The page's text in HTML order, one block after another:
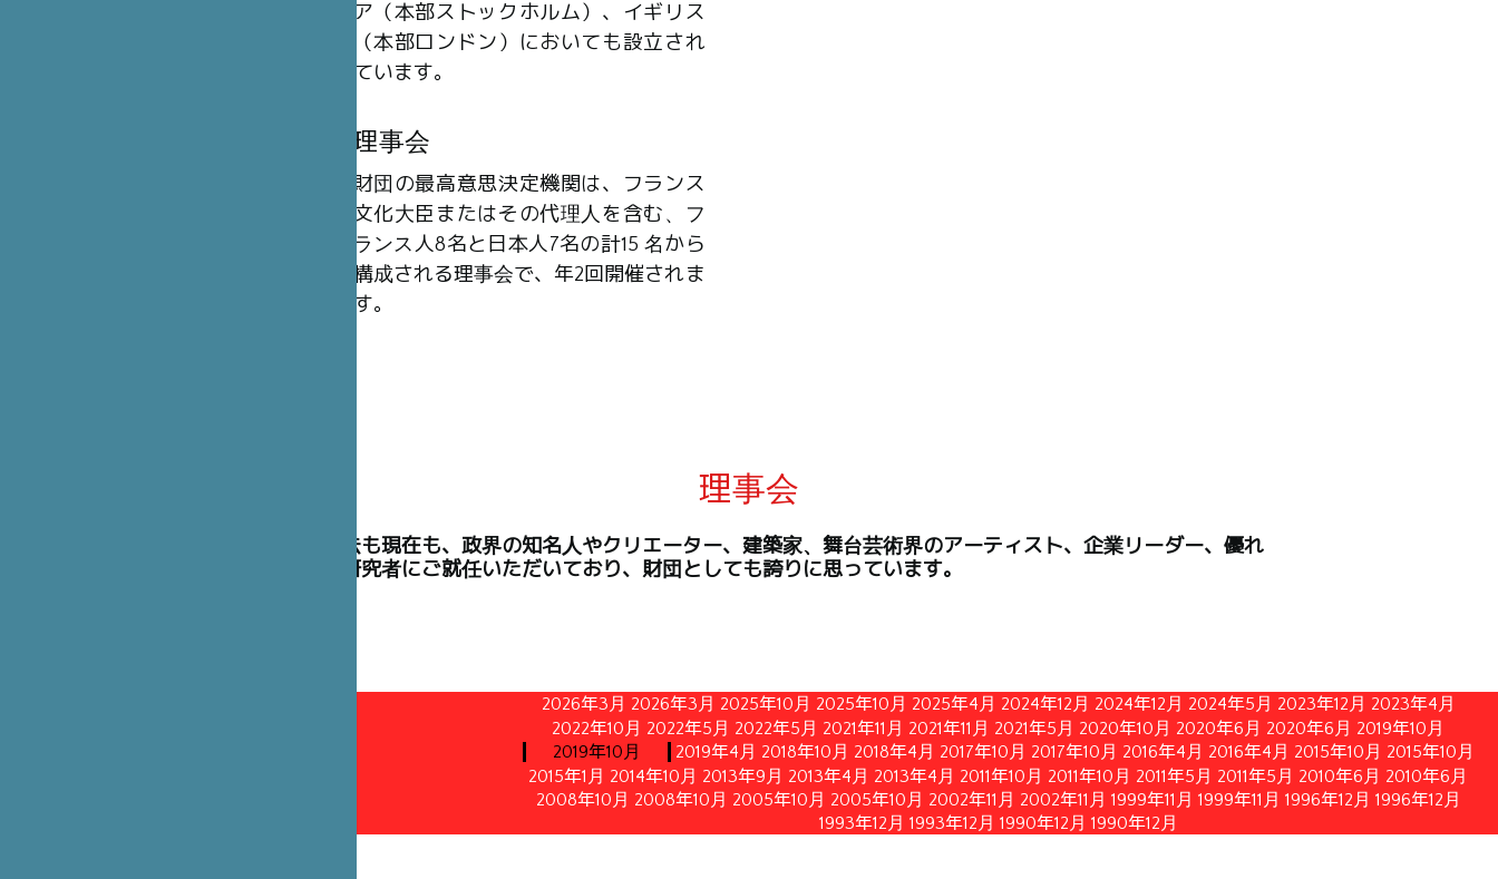
ア（本部ストックホルム）、イギリス
（本部ロンドン）においても設立され
ています。
理事会
財団の最高意思決定機関は、フランス
文化大臣またはその代理人を含む、フ
ランス人8名と日本人7名の計15 名から
構成される理事会で、年2回開催されま
す。
理事会
理事には、過去も現在も、政界の知名人やクリエーター、建築家、舞台芸術界のアーティスト、企業リーダー、優れ
た高官や学術研究者にご就任いただいており、財団としても誇りに思っています。
2026年3月 2026年3月 2025年10月 2025年10月 2025年4月 2024年12月 2024年12月 2024年5月 2023年12月 2023年4月
2022年10月 2022年5月 2022年5月 2021年11月 2021年11月 2021年5月 2020年10月 2020年6月 2020年6月 2019年10月
2019年10月
2019年4月 2018年10月 2018年4月 2017年10月 2017年10月 2016年4月 2016年4月 2015年10月 2015年10月
2015年1月 2014年10月 2013年9月 2013年4月 2013年4月 2011年10月 2011年10月 2011年5月 2011年5月 2010年6月 2010年6月
2008年10月 2008年10月 2005年10月 2005年10月 2002年11月 2002年11月 1999年11月 1999年11月 1996年12月 1996年12月
1993年12月 1993年12月 1990年12月 1990年12月